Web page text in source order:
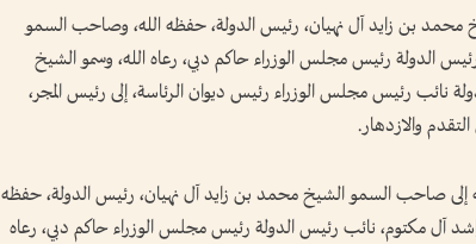
بن زايد آل نهيان، رئيس الدولة، حفظه الله، وصاحب السمو
الدولة رئيس مجلس الوزراء حاكم دبي، رعاه الله، وسمو الشيخ
نائب رئيس مجلس الوزراء رئيس ديوان الرئاسة، إلى رئيس المجر،
والازدهار.
إلى صاحب السمو الشيخ محمد بن زايد آل نهيان، رئيس الدولة، حفظه
آل مكتوم، نائب رئيس الدولة رئيس مجلس الوزراء حاكم دبي، رعاه